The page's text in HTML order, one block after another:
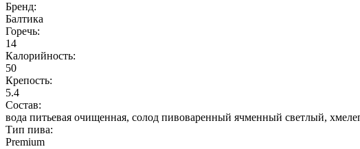
Бренд:
Балтика
Горечь:
14
Калорийность:
50
Крепость:
5.4
Состав:
вода питьевая очищенная, солод пивоваренный ячменный светлый,
Тип пива:
Premium